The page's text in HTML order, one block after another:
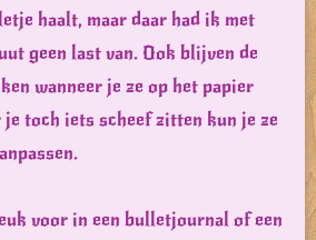
haalt, maar daar had ik met
geen last van. Ook blijven de
wanneer je ze op het papier
toch iets scheef zitten kun je ze
voor in een bulletjournal of een